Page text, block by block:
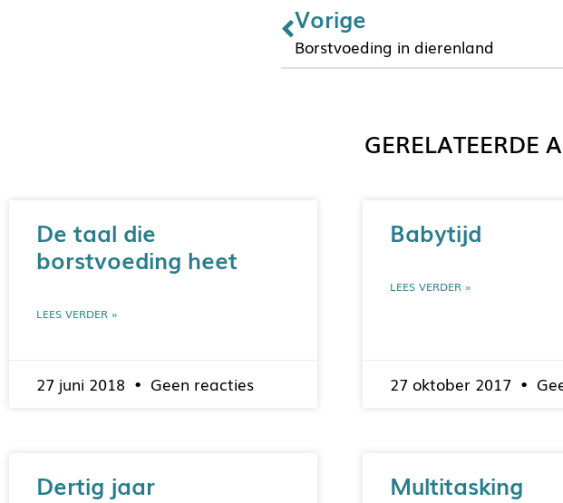
Vorige
Borstvoeding in dierenland
GERELATEERDE
De taal die
borstvoeding heet
LEES VERDER »
27 juni 2018 Geen reacties
Babytijd
LEES VERDER »
27 oktober 2017
Dertig jaar Multitasking